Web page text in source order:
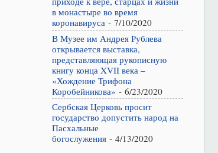
в монастыре во время
коронавируса - 7/10/2020
В Музее им Андрея Рублева
открывается выставка,
представляющая рукописную
книгу конца XVII века –
«Хождение Трифона
Коробейникова» - 6/23/2020
Сербская Церковь просит
государство допустить народ на
Пасхальные
богослужения- 4/13/2020